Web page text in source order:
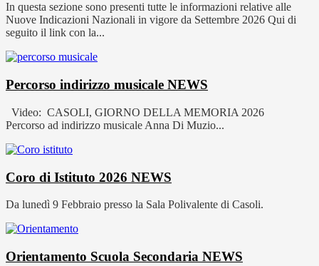
In questa sezione sono presenti tutte le informazioni relative alle
Nuove Indicazioni Nazionali in vigore da Settembre 2026 Qui di
seguito il link con la...
Percorso indirizzo musicale NEWS
Video: CASOLI, GIORNO DELLA MEMORIA 2026
Percorso ad indirizzo musicale Anna Di Muzio...
Coro di Istituto 2026 NEWS
Da lunedì 9 Febbraio presso la Sala Polivalente di Casoli.
Orientamento Scuola Secondaria NEWS